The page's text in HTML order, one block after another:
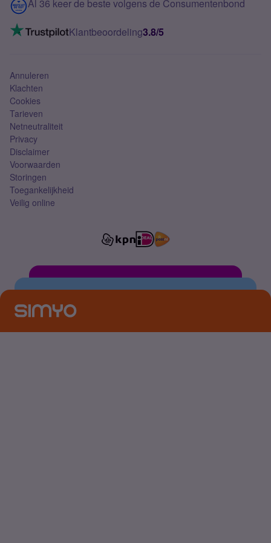
Mobiel internet
Mobiel abonnement
Contact
VoLTE 4G bellen
Al 36 keer de beste volgens de Consumentenbond
Klantbeoordeling3.8/5
Annuleren
Klachten
Cookies
Tarieven
Netneutraliteit
Privacy
Disclaimer
Voorwaarden
Storingen
Toegankelijkheid
Veilig online